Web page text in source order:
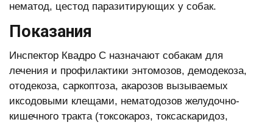
нематод, цестод паразитирующих у собак.
Показания
Инспектор Квадро С назначают собакам для
лечения и профилактики энтомозов, демодекоза,
отодекоза, саркоптоза, акарозов вызываемых
иксодовыми клещами, нематодозов желудочно-
кишечного тракта (токсокароз, токсаскаридоз,